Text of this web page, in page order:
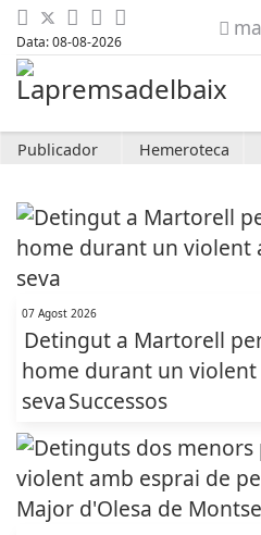
Data: 08-08-2026
Publicador Hemeroteca
07 Agost 2026
Detingut a Martorell
home durant un violent
sevaSuccessos